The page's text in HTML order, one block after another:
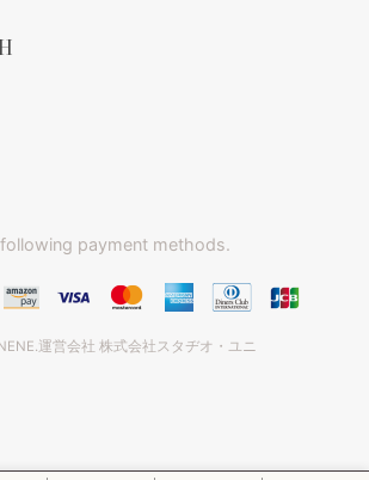
payment methods.
運営会社 株式会社スタヂオ・ユニ